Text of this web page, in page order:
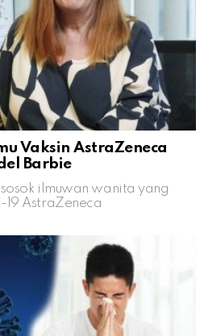
Vaksin AstraZeneca
Barbie
ilmuwan wanita yang
19 AstraZeneca